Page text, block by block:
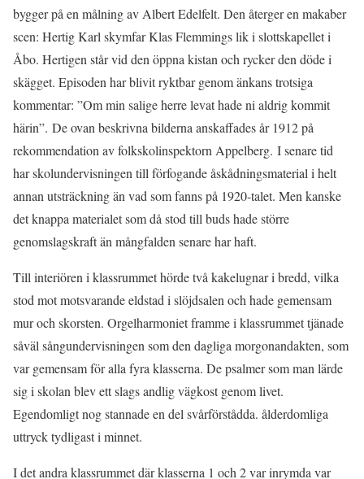
bygger på en målning av Albert Edelfelt. Den återger en makaber
scen: Hertig Karl skymfar Klas Flemmings lik i slottskapellet i
Åbo. Hertigen står vid den öppna kistan och rycker den döde i
skägget. Episoden har blivit ryktbar genom änkans trotsiga
kommentar: ”Om min salige herre levat hade ni aldrig kommit
härin”. De ovan beskrivna bilderna anskaffades år 1912 på
rekommendation av folkskolinspektorn Appelberg. I senare tid
har skolundervisningen till förfogande åskådningsmaterial i helt
annan utsträckning än vad som fanns på 1920-talet. Men kanske
det knappa materialet som då stod till buds hade större
genomslagskraft än mångfalden senare har haft.
Till interiören i klassrummet hörde två kakelugnar i bredd, vilka
stod mot motsvarande eldstad i slöjdsalen och hade gemensam
mur och skorsten. Orgelharmoniet framme i klassrummet tjänade
såväl sångundervisningen som den dagliga morgonandakten, som
var gemensam för alla fyra klasserna. De psalmer som man lärde
sig i skolan blev ett slags andlig vägkost genom livet.
Egendomligt nog stannade en del svårförstådda. ålderdomliga
uttryck tydligast i minnet.
I det andra klassrummet där klasserna 1 och 2 var inrymda var